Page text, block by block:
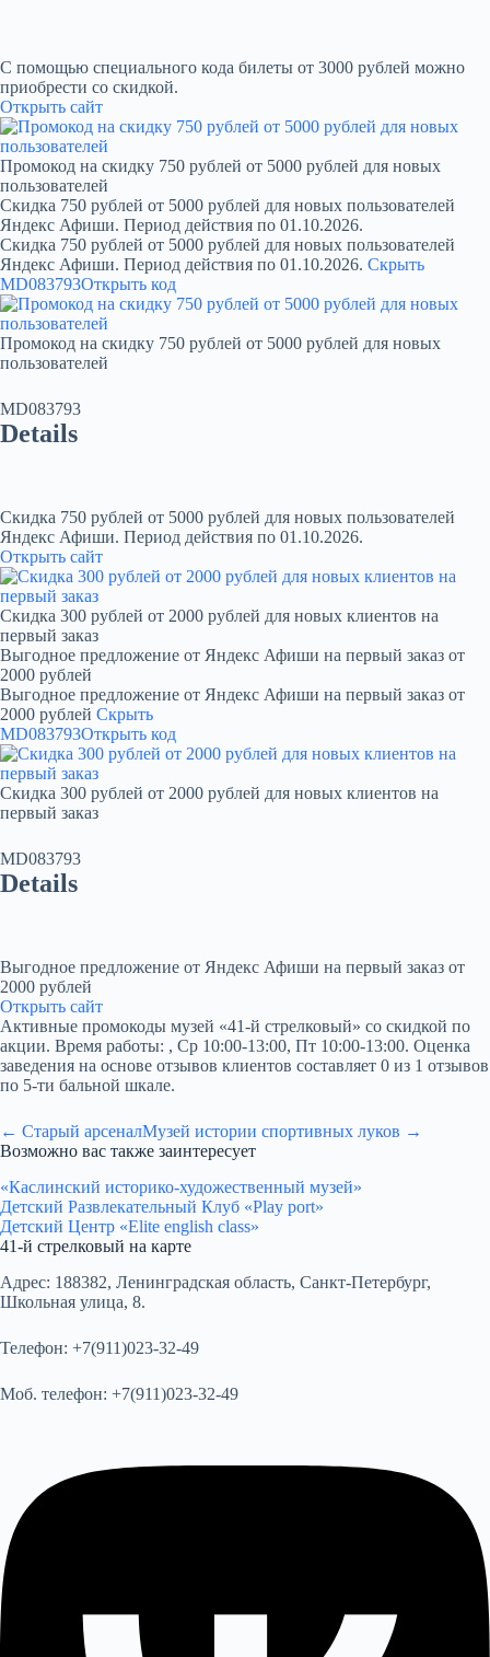
С помощью специального кода билеты от 3000 рублей можно
приобрести со скидкой.
Открыть сайт
Промокод на скидку 750 рублей от 5000 рублей для новых
пользователей
Скидка 750 рублей от 5000 рублей для новых пользователей
Яндекс Афиши. Период действия по 01.10.2026.
Скидка 750 рублей от 5000 рублей для новых пользователей
Яндекс Афиши. Период действия по 01.10.2026. Скрыть
MD083793Открыть код
Промокод на скидку 750 рублей от 5000 рублей для новых
пользователей
MD083793
Details
Скидка 750 рублей от 5000 рублей для новых пользователей
Яндекс Афиши. Период действия по 01.10.2026.
Открыть сайт
Скидка 300 рублей от 2000 рублей для новых клиентов на
первый заказ
Выгодное предложение от Яндекс Афиши на первый заказ от
2000 рублей
Выгодное предложение от Яндекс Афиши на первый заказ от
2000 рублей Скрыть
MD083793Открыть код
Скидка 300 рублей от 2000 рублей для новых клиентов на
первый заказ
MD083793
Details
Выгодное предложение от Яндекс Афиши на первый заказ от
2000 рублей
Открыть сайт
Активные промокоды музей «41-й стрелковый» со скидкой по
акции. Время работы: , Ср 10:00-13:00, Пт 10:00-13:00. Оценка
заведения на основе отзывов клиентов составляет 0 из 1 отзывов
по 5-ти бальной шкале.
← Старый арсеналМузей истории спортивных луков →
Возможно вас также заинтересует
«Каслинский историко-художественный музей»
Детский Развлекательный Клуб «Play port»
Детский Центр «Elite english class»
41-й стрелковый на карте
Адрес: 188382, Ленинградская область, Санкт-Петербург,
Школьная улица, 8.
Телефон: +7(911)023-32-49
Моб. телефон: +7(911)023-32-49